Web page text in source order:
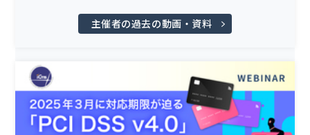
主催者の過去の動画・資料